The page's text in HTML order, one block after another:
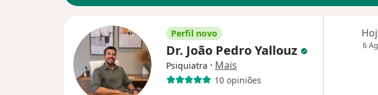
Perfil novo
Dr. João Pedro Yallouz
Psiquiatra · Mais
10 opiniões
6